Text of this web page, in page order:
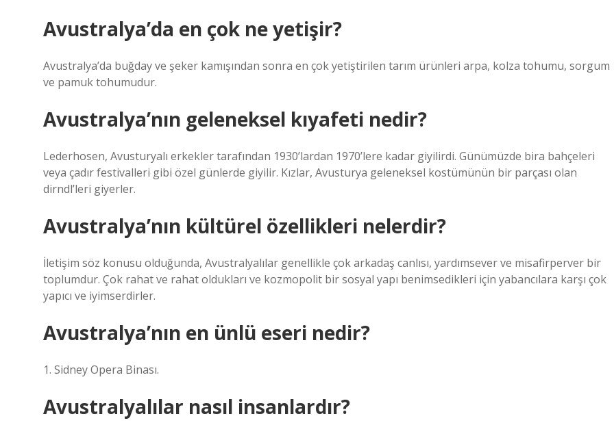
Avustralya’da en çok ne yetişir?
Avustralya’da buğday ve şeker kamışından sonra en çok yetiştirilen tarım ürünleri arpa, kolza tohumu, sorgum
ve pamuk tohumudur.
Avustralya’nın geleneksel kıyafeti nedir?
Lederhosen, Avusturyalı erkekler tarafından 1930’lardan 1970’lere kadar giyilirdi. Günümüzde bira bahçeleri
veya çadır festivalleri gibi özel günlerde giyilir. Kızlar, Avusturya geleneksel kostümünün bir parçası olan
dirndl’leri giyerler.
Avustralya’nın kültürel özellikleri nelerdir?
İletişim söz konusu olduğunda, Avustralyalılar genellikle çok arkadaş canlısı, yardımsever ve misafirperver bir
toplumdur. Çok rahat ve rahat oldukları ve kozmopolit bir sosyal yapı benimsedikleri için yabancılara karşı çok
yapıcı ve iyimserdirler.
Avustralya’nın en ünlü eseri nedir?
1. Sidney Opera Binası.
Avustralyalılar nasıl insanlardır?